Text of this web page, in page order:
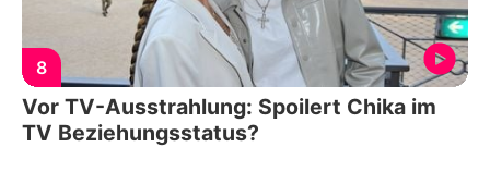
8
Vor TV-Ausstrahlung: Spoilert Chika im
TV Beziehungsstatus?